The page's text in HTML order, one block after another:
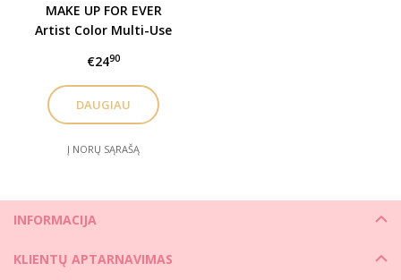
MAKE UP FOR EVER
Artist Color Multi-Use
daugiafunkcis akių-lūpų
pieštukas. Įv. spalvų
€2490
DAUGIAU
Į NORŲ SĄRAŠĄ
INFORMACIJA
KLIENTŲ APTARNAVIMAS